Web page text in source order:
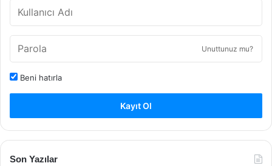
Unuttunuz mu?
Beni hatırla
Kayıt Ol
Son Yazılar